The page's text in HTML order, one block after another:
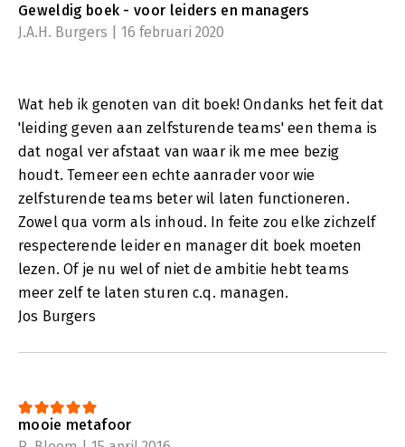
Geweldig boek - voor leiders en managers
J.A.H. Burgers | 16 februari 2020
Wat heb ik genoten van dit boek! Ondanks het feit dat
'leiding geven aan zelfsturende teams' een thema is
dat nogal ver afstaat van waar ik me mee bezig
houdt. Temeer een echte aanrader voor wie
zelfsturende teams beter wil laten functioneren.
Zowel qua vorm als inhoud. In feite zou elke zichzelf
respecterende leider en manager dit boek moeten
lezen. Of je nu wel of niet de ambitie hebt teams
meer zelf te laten sturen c.q. managen.
Jos Burgers
mooie metafoor